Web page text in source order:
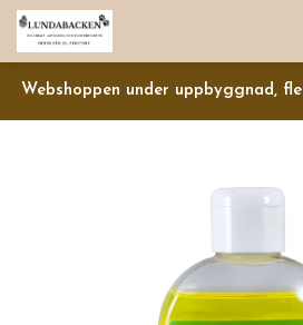
Webshoppen under uppbyggnad,